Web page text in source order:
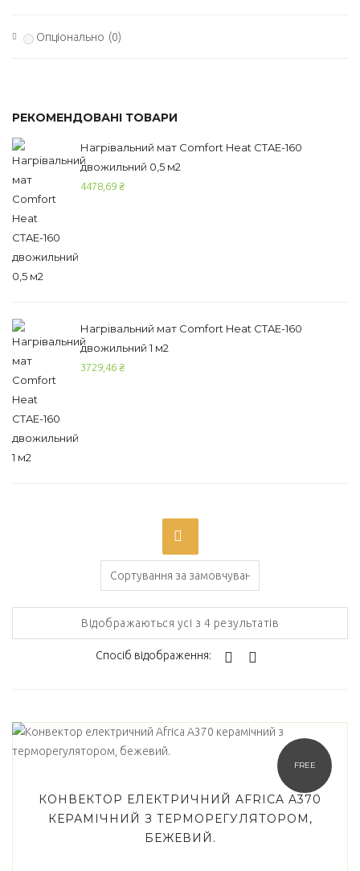
Опціонально (0)
РЕКОМЕНДОВАНІ ТОВАРИ
Нагрівальний мат Comfort Heat CTAE-160
двожильний 0,5 м2
4478,69 ₴
Нагрівальний мат Comfort Heat CTAE-160
двожильний 1 м2
3729,46 ₴
On sale(0)
Категорії товарів
Africa (4)
AUX (0)
Відображаються усі з 4 результатів
Спосіб відображення:
FREE
КОНВЕКТОР ЕЛЕКТРИЧНИЙ AFRICA A370
КЕРАМІЧНИЙ З ТЕРМОРЕГУЛЯТОРОМ,
БЕЖЕВИЙ.